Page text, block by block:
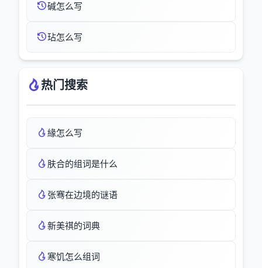
碱怎么写
玷怎么写
热门搜索
緣怎么写
肤合的组词是什么
张骞在边境的谜语
新美祺的词典
寒饥怎么组词